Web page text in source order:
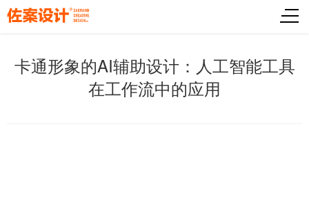
卡通形象的AI辅助设计：人工智能工具
在工作流中的应用